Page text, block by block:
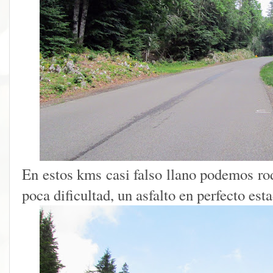
En estos kms casi falso llano podemos
poca dificultad, un asfalto en perfecto